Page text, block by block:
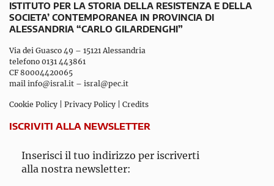
ISTITUTO PER LA STORIA DELLA RESISTENZA E DELLA
SOCIETA’ CONTEMPORANEA IN PROVINCIA DI
ALESSANDRIA “CARLO GILARDENGHI”
Via dei Guasco 49 – 15121 Alessandria
telefono 0131 443861
CF 80004420065
mail info@isral.it – isral@pec.it
Cookie Policy Privacy Policy Credits
ISCRIVITI ALLA NEWSLETTER
Inserisci il tuo indirizzo per iscriverti
alla nostra newsletter: